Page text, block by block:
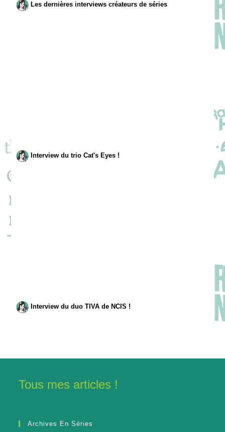
Les dernières interviews créateurs de séries
Interview du trio Cat's Eyes !
Interview du duo TIVA de NCIS !
Tous mes articles !
Archives En Séries